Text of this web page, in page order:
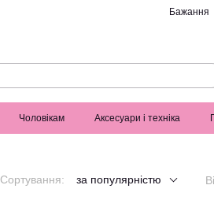
Бажання
Чоловікам Аксесуари і техніка
Сортування: за популярністю